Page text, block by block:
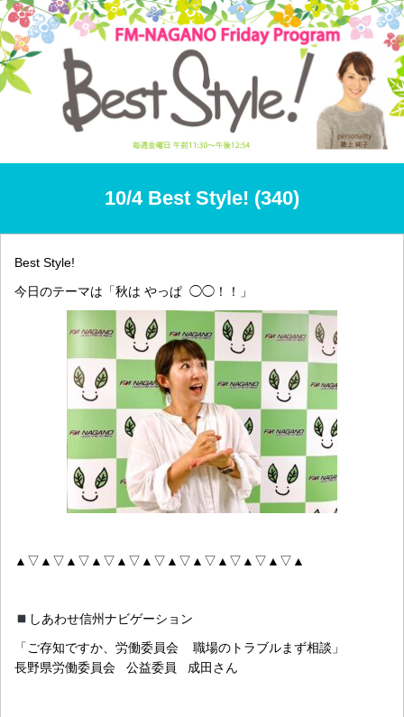
10/4 Best Style! (340)
Best Style!
今日のテーマは「秋は やっぱ ◯◯！！」
▲▽▲▽▲▽▲▽▲▽▲▽▲▽▲▽▲▽▲▽▲▽▲
しあわせ信州ナビゲーション
「ご存知ですか、労働委員会 職場のトラブルまず相談」
長野県労働委員会 公益委員 成田さん